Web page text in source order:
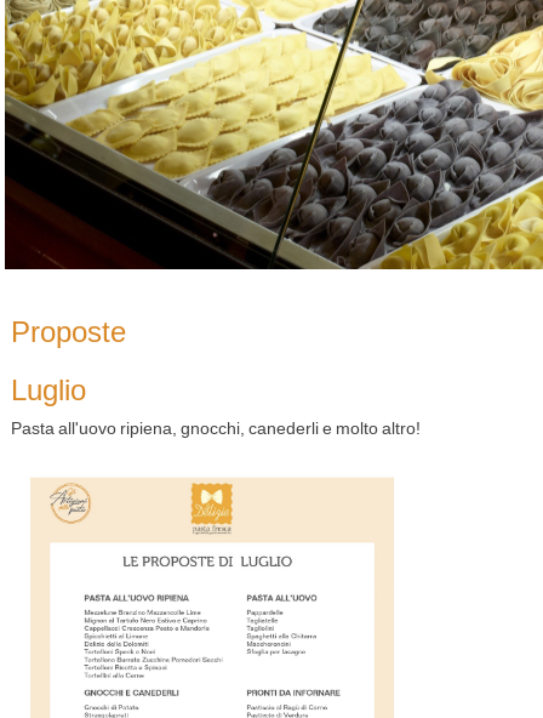
Proposte
Luglio
Pasta all'uovo ripiena, gnocchi, canederli e molto altro!